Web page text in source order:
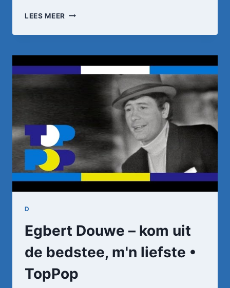
LEES MEER VADER
–
SMURFENLIED
–
15-
D
Egbert Douwe – kom uit
de bedstee, m'n liefste •
TopPop